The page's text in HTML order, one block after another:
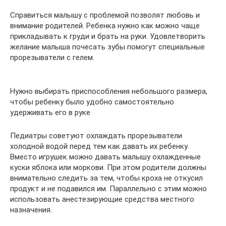
Справиться малышу с проблемой позволят любовь и
внимание родителей. Ребенка нужно как можно чаще
прикладывать к груди и брать на руки. Удовлетворить
желание малыша почесать зубы помогут специальные
прорезыватели с гелем.
Нужно выбирать приспособления небольшого размера,
чтобы ребенку было удобно самостоятельно
удерживать его в руке
Педиатры советуют охлаждать прорезыватели
холодной водой перед тем как давать их ребенку.
Вместо игрушек можно давать малышу охлажденные
куски яблока или моркови. При этом родители должны
внимательно следить за тем, чтобы кроха не откусил
продукт и не подавился им. Параллельно с этим можно
использовать анестезирующие средства местного
назначения.